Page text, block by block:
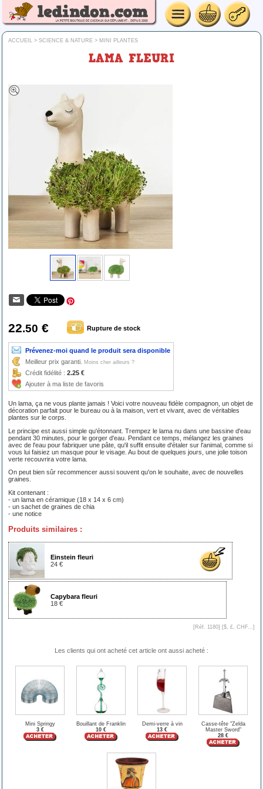
ACCUEIL > SCIENCE & NATURE > MINI PLANTES
LAMA FLEURI
22.50 € Rupture de stock
Prévenez-moi quand le produit sera disponible
Meilleur prix garanti.
Moins cher ailleurs ?
Crédit fidélité : 2.25 €
Ajouter à ma liste de favoris
Un lama, ça ne vous plante jamais ! Voici votre nouveau fidèle compagnon, un objet de
décoration parfait pour le bureau ou à la maison, vert et vivant, avec de véritables
plantes sur le corps.
Le principe est aussi simple qu'étonnant. Trempez le lama nu dans une bassine d'eau
pendant 30 minutes, pour le gorger d'eau. Pendant ce temps, mélangez les graines
avec de l'eau pour fabriquer une pâte, qu'il suffit ensuite d'étaler sur l'animal, comme si
vous lui faisiez un masque pour le visage. Au bout de quelques jours, une jolie toison
verte recouvrira votre lama.
On peut bien sûr recommencer aussi souvent qu'on le souhaite, avec de nouvelles
graines.
Kit contenant :
- un lama en céramique (18 x 14 x 6 cm)
- un sachet de graines de chia
- une notice
Produits similaires :
Einstein fleuri
24 €
Capybara fleuri
18 €
[Réf. 1180] [$, £, CHF... ]
Les clients qui ont acheté cet article ont aussi acheté :
Mini Springy
3 €
Bouillant de Franklin
10 €
Demi-verre à vin
13 €
Casse-tête "Zelda
Master Sword"
28 €